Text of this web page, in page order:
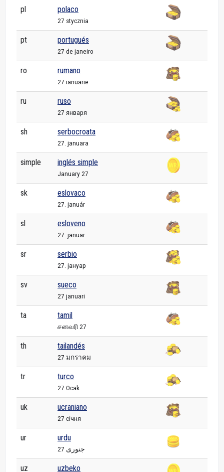
pl polaco
27 stycznia
pt portugués
27 de janeiro
ro rumano
27 ianuarie
ru ruso
27 января
sh serbocroata
27. januara
simple inglés simple
January 27
sk eslovaco
27. január
sl esloveno
27. januar
sr serbio
27. јануар
sv sueco
27 januari
ta tamil
சனவரி 27
th tailandés
27 มกราคม
tr turco
27 Ocak
uk ucraniano
27 січня
ur urdu
27 جنوری
uz uzbeko